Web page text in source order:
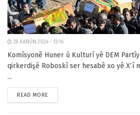
28 KANÛN 2024 - 13:16
Komîsyonê Huner û Kulturî yê DEM
qirkerdişê Roboskî ser hesabê xo yê X’î
...
READ MORE